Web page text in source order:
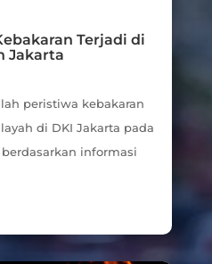
Terjadi di
Jakarta
peristiwa kebakaran
di DKI Jakarta pada
berdasarkan informasi